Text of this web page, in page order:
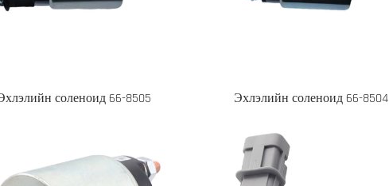
соленоид 66-8505 Эхлэлийн соленоид 66-8504